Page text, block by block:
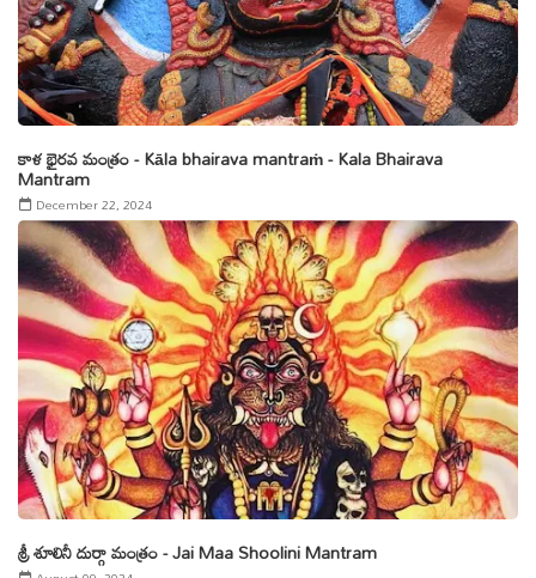
కాళ భైరవ మంత్రం - Kāla bhairava mantraṁ - Kala Bhairava
Mantram
December 22, 2024
శ్రీ శూలినీ దుర్గా మంత్రం - Jai Maa Shoolini Mantram